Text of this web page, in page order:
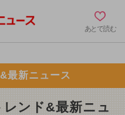
あとで読む
最新ニュース
ンド&最新ニュ